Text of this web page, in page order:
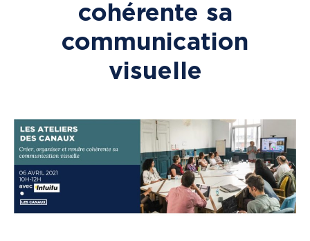
cohérente sa
communication
visuelle